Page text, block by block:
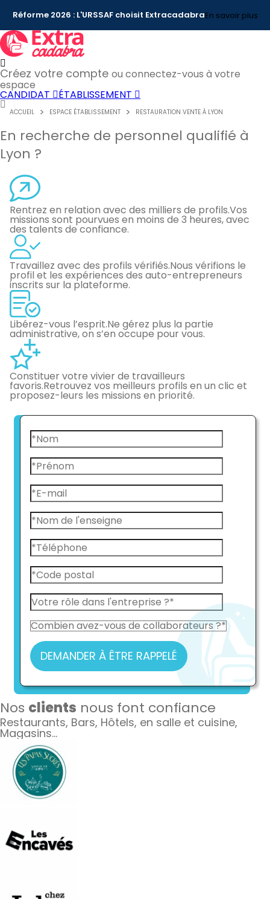
Réforme 2026 : L'URSSAF choisit ExtracadabraEn savoir plus
Créez votre compte ou connectez-vous à votre
espace
CANDIDAT ÉTABLISSEMENT
ACCUEIL ESPACE ÉTABLISSEMENT RESTAURATION VENTE À LYON
En recherche de personnel qualifié à
Lyon ?
Rentrez en relation avec des milliers de profils.Vos
missions sont pourvues en moins de 3 heures, avec
des talents de confiance.
Travaillez avec des profils vérifiés.Nous vérifions le
profil et les expériences des auto-entrepreneurs
inscrits sur la plateforme.
Libérez-vous l’esprit.Ne gérez plus la partie
administrative, on s’en occupe pour vous.
Constituer votre vivier de travailleurs
favoris.Retrouvez vos meilleurs profils en un clic et
proposez-leurs les missions en priorité.
DEMANDER À ÊTRE RAPPELÉ
Nos clients nous font confiance
Restaurants, Bars, Hôtels, en salle et cuisine,
Magasins…